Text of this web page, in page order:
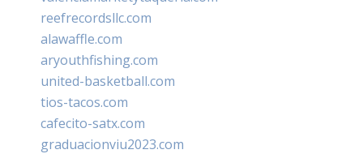
reefrecordsllc.com
alawaffle.com
aryouthfishing.com
united-basketball.com
tios-tacos.com
cafecito-satx.com
graduacionviu2023.com